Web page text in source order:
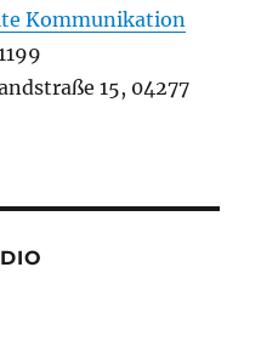
Kommunikation
15, 04277